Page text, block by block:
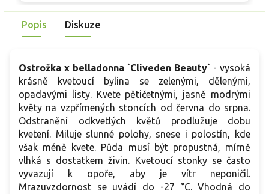
-22 °C.
Popis Diskuze
Ostrožka x belladonna ´Cliveden Beauty´ - vysoká
krásně kvetoucí bylina se zelenými, dělenými,
opadavými listy. Kvete pětičetnými, jasně modrými
květy na vzpřímených stoncích od června do srpna.
Odstranění odkvetlých květů prodlužuje dobu
kvetení. Miluje slunné polohy, snese i polostín, kde
však méně kvete. Půda musí být propustná, mírně
vlhká s dostatkem živin. Kvetoucí stonky se často
vyvazují k opoře, aby je vítr neponičil.
Mrazuvzdornost se uvádí do -27 °C. Vhodná do